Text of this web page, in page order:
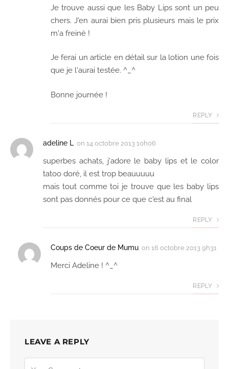
Je trouve aussi que les Baby Lips sont un peu
chers. J'en aurai bien pris plusieurs mais le prix
m'a freiné !
Je ferai un article en détail sur la lotion une fois
que je l'aurai testée. ^_^
Bonne journée !
REPLY
adeline L on 14 octobre 2013 10h06
superbes achats, j'adore le baby lips et le color
tatoo doré, il est trop beauuuuu
mais tout comme toi je trouve que les baby lips
sont pas donnés pour ce que c'est au final
REPLY
Coups de Coeur de Mumu on 16 octobre 2013 9h31
Merci Adeline ! ^_^
REPLY
LEAVE A REPLY